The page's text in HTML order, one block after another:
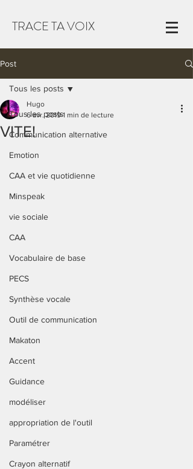
TRACE TA VOIX
Post
Tous les posts
Communication alternative
Emotion
CAA et vie quotidienne
Minspeak
vie sociale
CAA
Vocabulaire de base
PECS
Synthèse vocale
Outil de communication
Makaton
Accent
Guidance
modéliser
appropriation de l'outil
Paramétrer
Crayon alternatif
Tous les posts
VITE!
Hugo
6 avr. 2019 1 min de lecture